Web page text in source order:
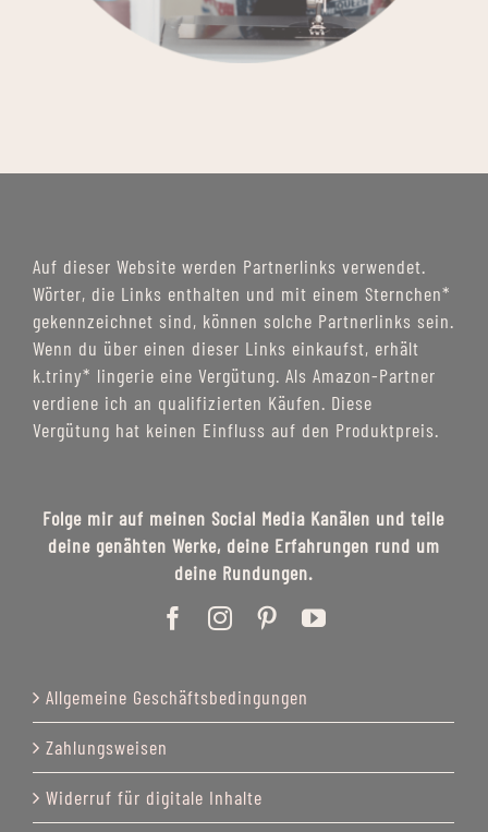
Auf dieser Website werden Partnerlinks verwendet.
Wörter, die Links enthalten und mit einem Sternchen*
gekennzeichnet sind, können solche Partnerlinks sein.
Wenn du über einen dieser Links einkaufst, erhält
k.triny* lingerie eine Vergütung. Als Amazon-Partner
verdiene ich an qualifizierten Käufen. Diese
Vergütung hat keinen Einfluss auf den Produktpreis.
Folge mir auf meinen Social Media Kanälen und teile
deine genähten Werke, deine Erfahrungen rund um
deine Rundungen.
Allgemeine Geschäftsbedingungen
Zahlungsweisen
Widerruf für digitale Inhalte